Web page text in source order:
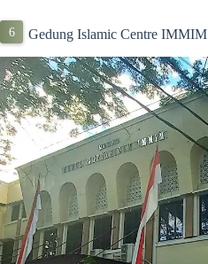
Gedung Islamic Centre IMMIM